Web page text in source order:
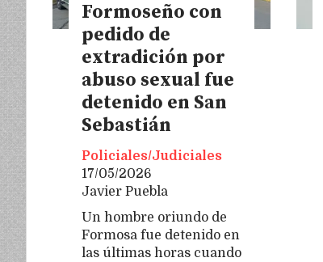
Formoseño con
pedido de
extradición por
abuso sexual fue
detenido en San
Sebastián
Javier Puebla
Policiales/Judiciales
17/05/2026
Un hombre oriundo de
Formosa fue detenido en
las últimas horas cuando